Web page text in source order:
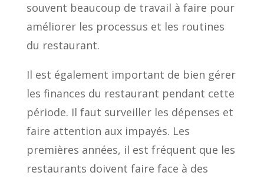
souvent beaucoup de travail à faire pour
améliorer les processus et les routines
du restaurant.
Il est également important de bien gérer
les finances du restaurant pendant cette
période. Il faut surveiller les dépenses et
faire attention aux impayés. Les
premières années, il est fréquent que les
restaurants doivent faire face à des